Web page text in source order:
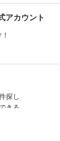
アカウント
探し
きる